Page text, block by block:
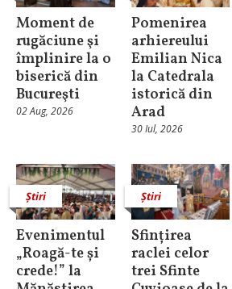
Moment de
rugăciune şi
împlinire la o
biserică din
Bucureşti
02 Aug, 2026
Pomenirea
arhiereului
Emilian Nica
la Catedrala
istorică din
Arad
30 Iul, 2026
Știri
Evenimentul
„Roagă-te și
crede!” la
Știri
Sfințirea
raclei celor
trei Sfinte